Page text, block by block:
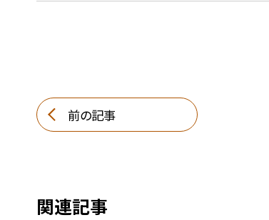
前の記事
関連記事